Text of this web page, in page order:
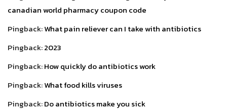
canadian world pharmacy coupon code
Pingback:What pain reliever can I take with antibiotics
Pingback:2023
Pingback:How quickly do antibiotics work
Pingback:What food kills viruses
Pingback:Do antibiotics make you sick